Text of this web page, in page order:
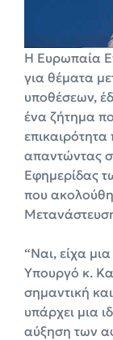
Η Ευρωπαία
για θέματα
υποθέσεων,
ένα ζήτημα
απαντώντας
Εφημερίδας
που
“Ναι, είχα
Υπουργό κ.
σημαντική
υπάρχει μια
αύξηση των